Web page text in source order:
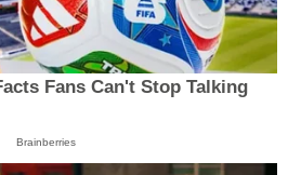
Fans Can't Stop Talking
Brainberries